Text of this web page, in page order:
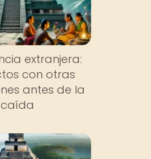
extranjera:
con otras
antes de la
caída